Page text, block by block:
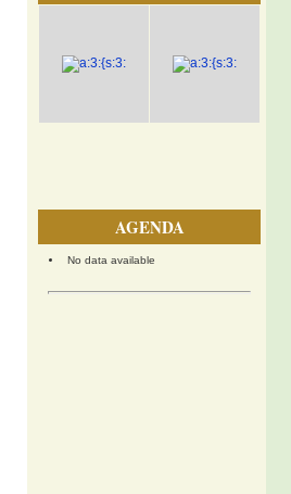
AGENDA
No data available